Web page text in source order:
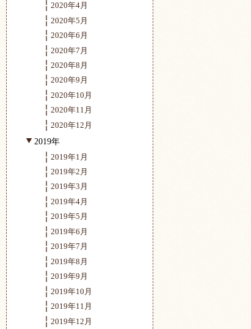
2020年4月
2020年5月
2020年6月
2020年7月
2020年8月
2020年9月
2020年10月
2020年11月
2020年12月
2019年
2019年1月
2019年2月
2019年3月
2019年4月
2019年5月
2019年6月
2019年7月
2019年8月
2019年9月
2019年10月
2019年11月
2019年12月